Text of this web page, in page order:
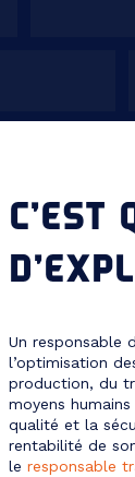
C’EST
Un responsable
l’optimisation
production, du
moyens
qualité et la
rentabilité de
le responsable